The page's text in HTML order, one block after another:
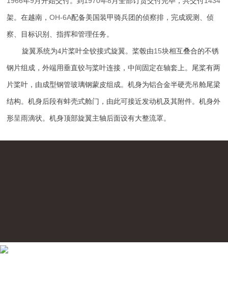
架。在越南，OH-6A配备美国装甲骑兵团的侦察排，完成观测、侦
察、目标识别、指挥和管理任务。
旋翼系统为4片桨叶全铰接式旋翼。桨毂由15块相互叠合的不锈
钢片组成，外端用垂直铰与桨叶连接，中间固定在轴套上。尾桨有两
片桨叶，由成型钢管玻璃钢蒙皮组成。机身为铝合金半硬壳吊舱尾梁
结构。机身后段有蚌壳式舱门，由此可接近发动机及其附件。机身外
形呈雨滴状。机身顶部旋翼主轴后面设有大整流罩。